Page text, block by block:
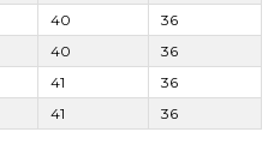
40
36
40
36
41
36
41 36